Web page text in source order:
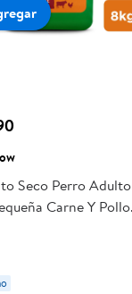
Seco Perro Adulto
Carne Y Pollo